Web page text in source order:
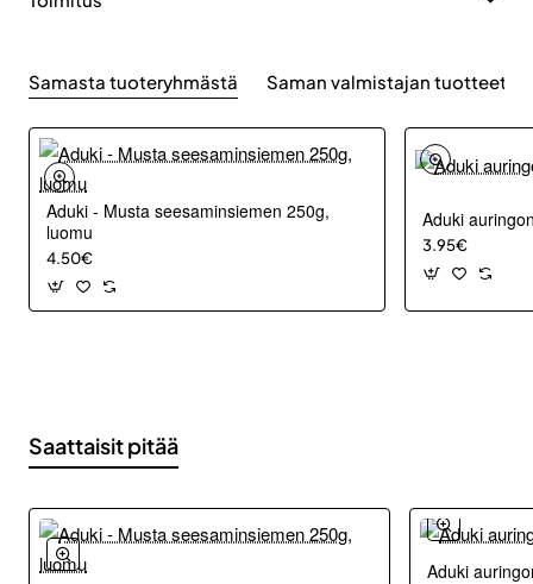
Samasta tuoteryhmästä Saman valmistajan tuotteet
Aduki - Musta seesaminsiemen 250g,
luomu
4.50€
Aduki
3.95€
Saattaisit pitää
Aduki